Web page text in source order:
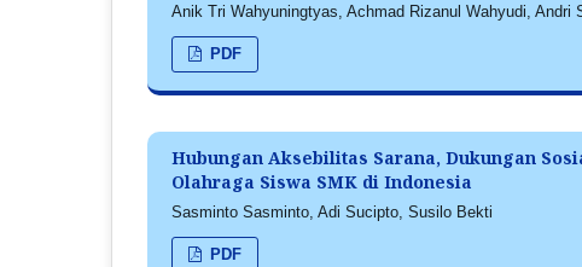
Anik Tri Wahyuningtyas, Achmad Rizanul Wahyudi,
PDF
Hubungan Aksebilitas Sarana, Dukungan
Olahraga Siswa SMK di Indonesia
Sasminto Sasminto, Adi Sucipto, Susilo Bekti
PDF